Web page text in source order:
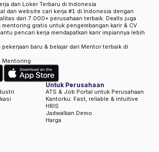
dan Loker Terbaru di Indonesia
dan website cari kerja #1 di Indonesia dengan
dari 7.000+ perusahaan terbaik. Dealls juga
mentoring gratis untuk pengembangan karir & CV
pencari kerja mendapatkan karir impiannya lebih
pekerjaan baru & belajar dari Mentor terbaik di
Mentoring
Untuk Perusahaan
ATS & Job Portal untuk Perusahaan
Kantorku: Fast, reliable & intuitive
HRIS
Jadwalkan Demo
Harga